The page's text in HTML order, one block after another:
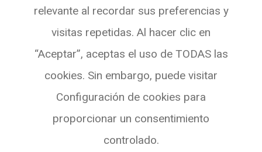
08007 BARCELONA
relevante al recordar sus preferencias y
visitas repetidas. Al hacer clic en
“Aceptar”, aceptas el uso de TODAS las
cookies. Sin embargo, puede visitar
Configuración de cookies para
proporcionar un consentimiento
controlado.